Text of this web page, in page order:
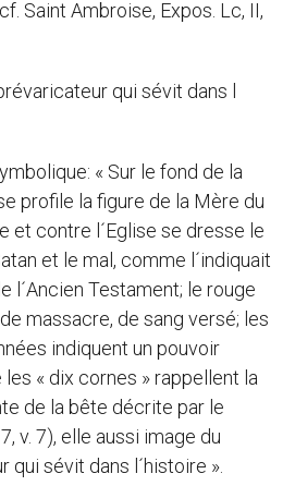
Saint Ambroise, Expos. Lc, II,
qui sévit dans l
« Sur le fond de la
profile la figure de la Mère du
et contre l´Eglise se dresse le
et le mal, comme l´indiquait
l´Ancien Testament; le rouge
massacre, de sang versé; les
indiquent un pouvoir
« dix cornes » rappellent la
de la bête décrite par le
v. 7), elle aussi image du
sévit dans l´histoire ».